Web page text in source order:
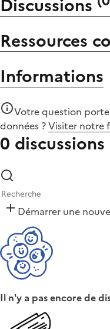
Discussions
Ressources
Informations
Votre question
données ?Visiter notre
0 discussions
Démarrer une
Il n'y a pas encore de